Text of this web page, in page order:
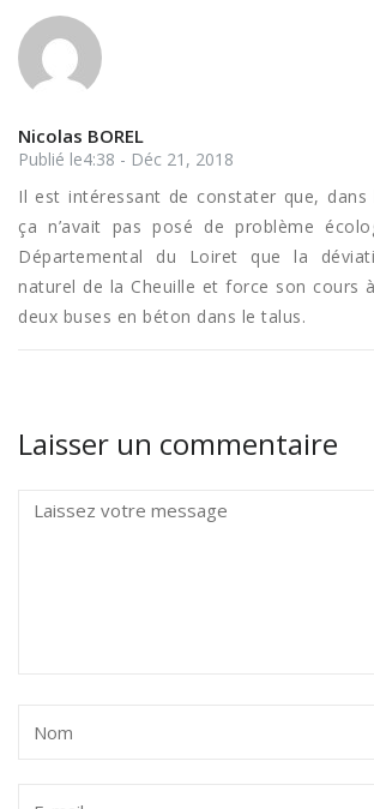
Nicolas BOREL
Publié le4:38 - Déc 21, 2018
Il est intéressant de constater que, dans
ça n’avait pas posé de problème
Départemental du Loiret que la
naturel de la Cheuille et force son cours
deux buses en béton dans le talus.
Laisser un commentaire